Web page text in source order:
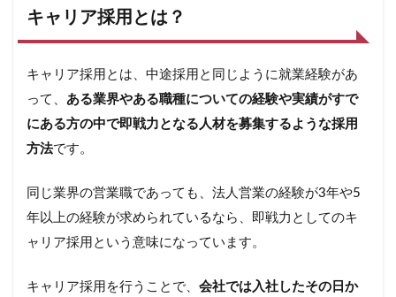
リ
ア
採
を
行
職
種
う
4.1
文系
営業
キャリア採用とは？
キャリア採用とは、中途採用と同じように就業経験があ
って、 ある業界やある職種についての経験や実績がすで
にある方の中で即戦力となる人材を募集するような採用
方法です。
同じ業界の営業職であっても、法人営業の経験が3年や5
年以上の経験が求められているなら、即戦力としてのキ
ャリア採用という意味になっています。
キャリア採用を行うことで、 会社では入社したその日か